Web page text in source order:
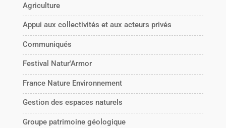
Agriculture
Appui aux collectivités et aux acteurs privés
Communiqués
Festival Natur'Armor
France Nature Environnement
Gestion des espaces naturels
Groupe patrimoine géologique